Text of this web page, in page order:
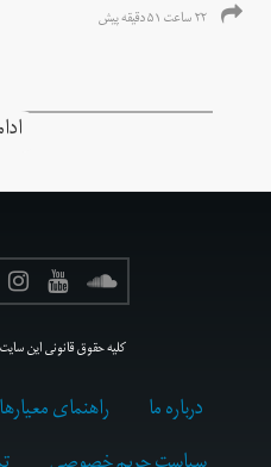
۲۲ ساعت ۵۱ دقیقه پیش
کلیه حقوق قانونی این
درباره ما راهنمای